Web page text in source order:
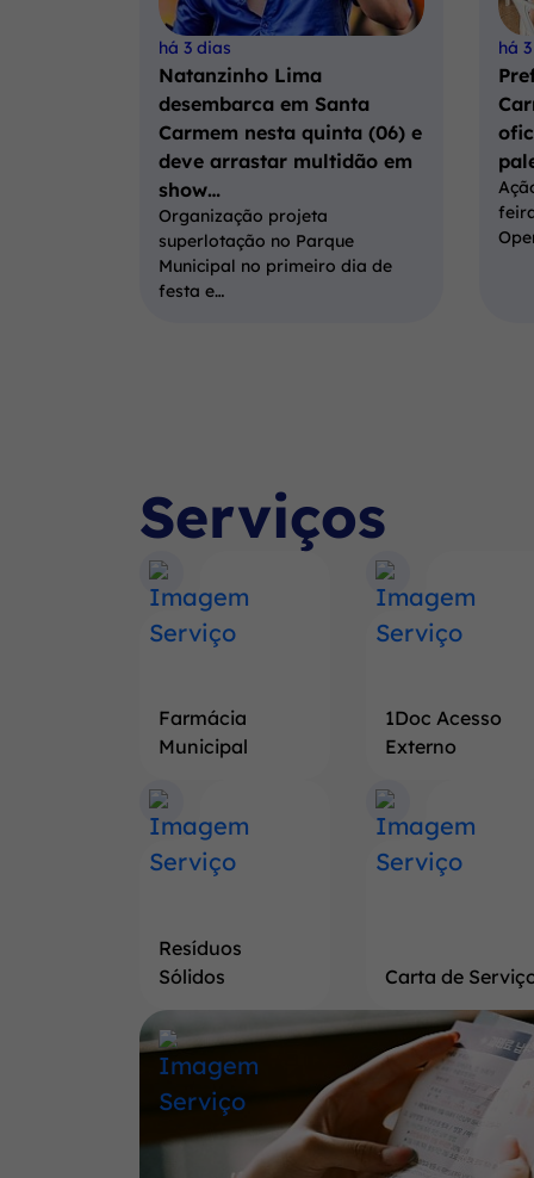
há 3 dias
Natanzinho Lima
desembarca em Santa
Carmem nesta quinta (06) e
deve arrastar multidão em
show…
Organização projeta
superlotação no Parque
Municipal no primeiro dia de
festa e…
há
Serviços
Farmácia
Municipal
1Doc Acesso
Externo
Resíduos
Sólidos
Carta de
Banner
Saiba
mais
respeito